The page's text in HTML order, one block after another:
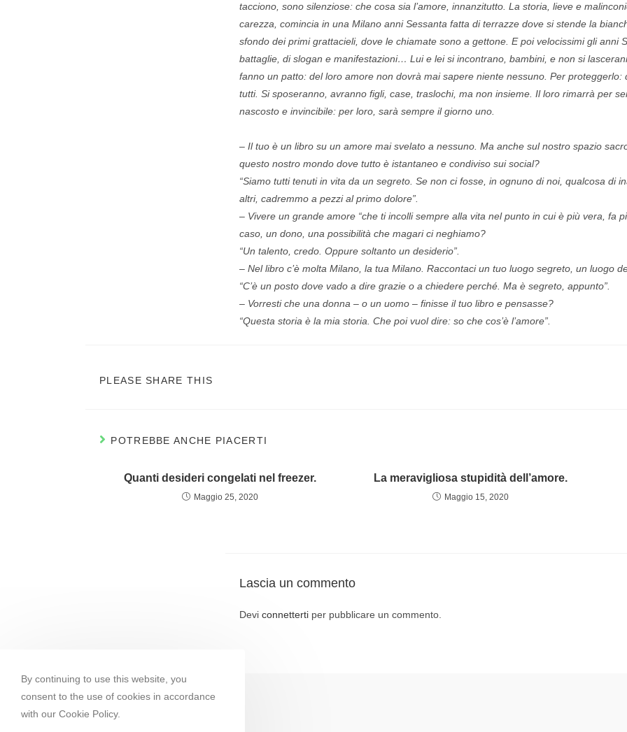
tacciono, sono silenziose: che cosa sia l’amore, innanzitutto. La storia, lieve e
carezza, comincia in una Milano anni Sessanta fatta di terrazze dove si stende la
sfondo dei primi grattacieli, dove le chiamate sono a gettone. E poi velocissimi gli anni
battaglie, di slogan e manifestazioni… Lui e lei si incontrano, bambini, e non si
fanno un patto: del loro amore non dovrà mai sapere niente nessuno. Per proteggerlo:
tutti. Si sposeranno, avranno figli, case, traslochi, ma non insieme. Il loro rimarrà per
nascosto e invincibile: per loro, sarà sempre il giorno uno.
– Il tuo è un libro su un amore mai svelato a nessuno. Ma anche sul nostro spazio
questo nostro mondo dove tutto è istantaneo e condiviso sui social?
“Siamo tutti tenuti in vita da un segreto. Se non ci fosse, in ognuno di noi, qualcosa di
altri, cadremmo a pezzi al primo dolore”.
– Vivere un grande amore “che ti incolli sempre alla vita nel punto in cui è più vera, fa
caso, un dono, una possibilità che magari ci neghiamo?
“Un talento, credo. Oppure soltanto un desiderio”.
– Nel libro c’è molta Milano, la tua Milano. Raccontaci un tuo luogo segreto, un luogo
“C’è un posto dove vado a dire grazie o a chiedere perché. Ma è segreto, appunto”.
– Vorresti che una donna – o un uomo – finisse il tuo libro e pensasse?
“Questa storia è la mia storia. Che poi vuol dire: so che cos’è l’amore”.
PLEASE SHARE THIS
POTREBBE ANCHE PIACERTI
Quanti desideri congelati nel freezer.
Maggio 25, 2020
La meravigliosa stupidità dell’amore.
Maggio 15, 2020
Lascia un commento
Devi connetterti per pubblicare un commento.
By continuing to use this website, you
consent to the use of cookies in accordance
with our Cookie Policy.